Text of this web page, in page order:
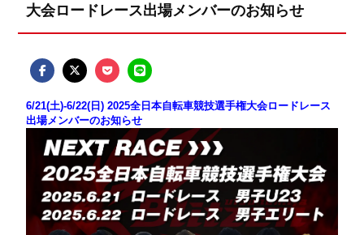
大会ロードレース出場メンバーのお知らせ
6/21(土)-6/22(日) 2025全日本自転車競技選手権大会ロードレース
出場メンバーのお知らせ